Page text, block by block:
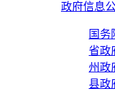
政府信息
国务
省政
州政
县政